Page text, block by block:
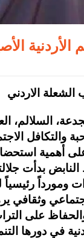
الأردنية
الشعلة الاردني
السلالم،
على أهمية
بدأت
رئيسياً
وثقافي
على
في دورها